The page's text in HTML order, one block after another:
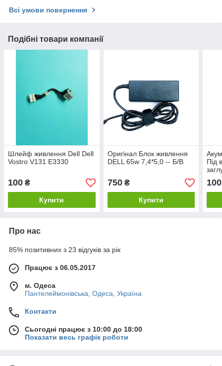
Всі умови повернення
Подібні товари компанії
Шлейф живлення Dell Dell
Vostro V131 E3330
100 ₴
Купити
Оригінал Блок живлення
DELL 65w 7,4*5,0 -- Б/В
750₴
Купити
Під
100
Про нас
85% позитивних з 23 відгуків за рік
Працює з 06.05.2017
м. Одеса
Пантелеймонівська, Одеса, Україна
Контакти
Сьогодні працює з 10:00 до 18:00
Показати весь графік роботи